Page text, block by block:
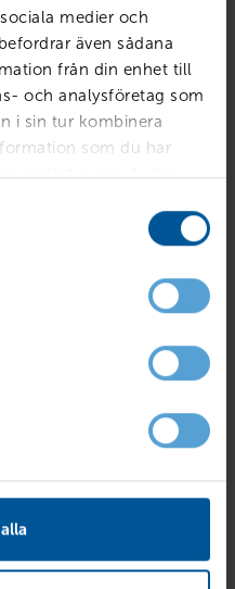
medier och
även sådana
från din enhet till
och analysföretag som
i sin tur kombinera
som du har
samlat in när du har